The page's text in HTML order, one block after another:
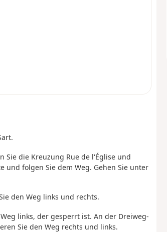
Sie die Kreuzung Rue de l'Église und
und folgen Sie dem Weg. Gehen Sie unter
den Weg links und rechts.
links, der gesperrt ist. An der Dreiweg-
Sie den Weg rechts und links.